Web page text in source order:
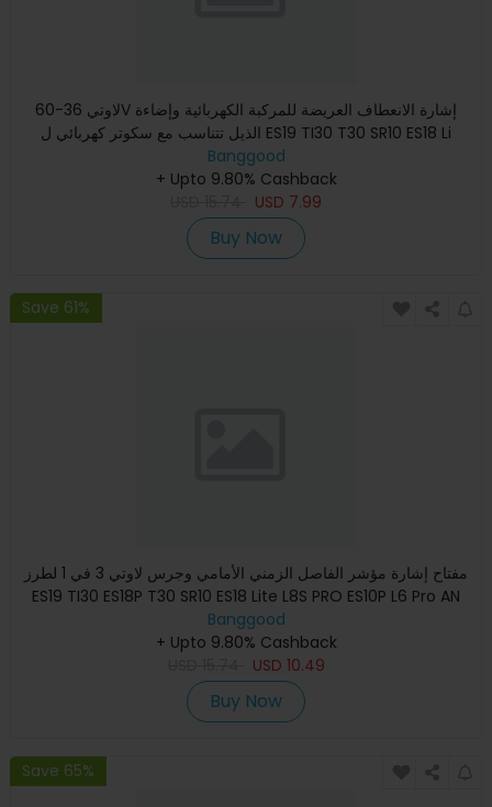
لاوتي 36-60V إشارة الانعطاف العريضة للمركبة الكهربائية وإضاءة
الذيل تتناسب مع سكوتر كهربائي ل ES19 TI30 T30 SR10 ES18 Li
Banggood
+ Upto 9.80% Cashback
USD 7.99
Buy Now
Save 61%
مفتاح إشارة مؤشر الفاصل الزمني الأمامي وجرس لاوتي 3 في 1 لطرز
ES19 TI30 ES18P T30 SR10 ES18 Lite L8S PRO ES10P L6 Pro AN
Banggood
+ Upto 9.80% Cashback
USD 10.49
Buy Now
Save 65%